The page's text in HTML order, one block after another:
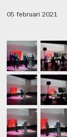
05 februari 2021